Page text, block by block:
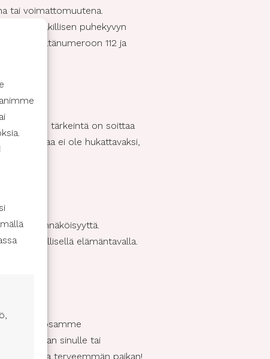
tai voimattomuutena.
äkillisen puhekyvyn
heti hätänumeroon 112 ja
tärkeintä on soittaa
että aikaa ei ole hukattavaksi,
sen todennäköisyyttä.
terveellisellä elämäntavalla.
tehdä osamme
sattuvan sinulle tai
terveemmän paikan!